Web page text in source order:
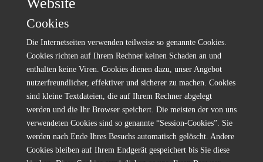
Cookies
Die Internetseiten verwenden teilweise so genannte Cookies.
Cookies richten auf Ihrem Rechner keinen Schaden an und
enthalten keine Viren. Cookies dienen dazu, unser Angebot
nutzerfreundlicher, effektiver und sicherer zu machen. Cookies
sind kleine Textdateien, die auf Ihrem Rechner abgelegt
werden und die Ihr Browser speichert. Die meisten der von uns
verwendeten Cookies sind so genannte “Session-Cookies”. Sie
werden nach Ende Ihres Besuchs automatisch gelöscht. Andere
Cookies bleiben auf Ihrem Endgerät gespeichert bis Sie diese